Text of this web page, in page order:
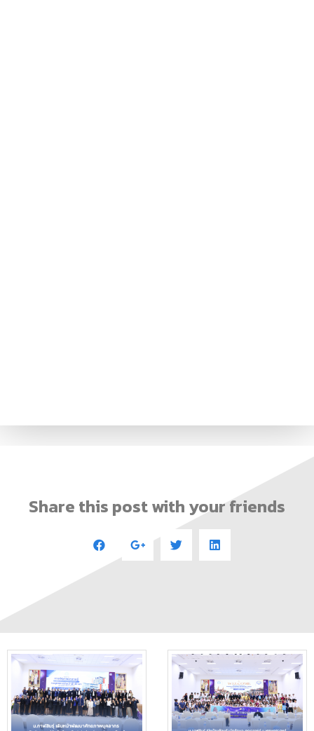
Share this post with your friends